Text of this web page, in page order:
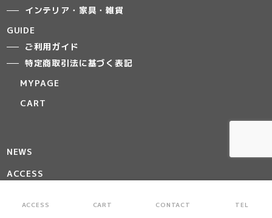
インテリア・家具・雑貨
GUIDE
ご利用ガイド
特定商取引法に基づく表記
MYPAGE
CART
NEWS
ACCESS
ACCESS CART CONTACT TEL